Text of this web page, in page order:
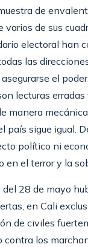
de
varios de sus
electoral han
las
el
lecturas erradas
manera
país sigue igual.
político ni
en el terror y la
del 28 de mayo
en Cali
de civiles
contra los